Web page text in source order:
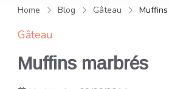
Home Blog Gâteau
Gâteau
Muffins marbrés